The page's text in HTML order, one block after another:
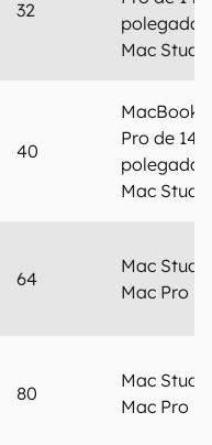
32
polegadas
Mac
40
MacBook
Pro de 14/
polegadas
Mac
64
Mac
Mac Pro
80
Mac
Mac Pro